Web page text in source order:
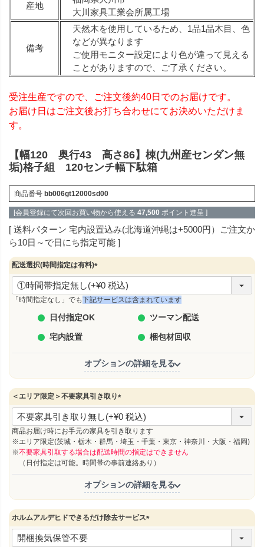
産地
大川家具工業会所属工場
備考
天然木を使用しているため、1品1品木目、色
などが異なります
ご使用モニター設定により色が違って見える
ことがありますので、ご了承ください。
受注生産ですので、ご注文後約40日でのお届けです。
お届け日はご注文後お打ち合わせにてお決めいただけま
す。
【幅120 奥行43 高さ86】棟(九州産センダン無
垢)格子組 120センチ幅下駄箱
商品番号 bb006gt12000sd00
[会員登録にて次回お買い物から使える 47,500 ポイント進呈 ]
送料パターン 宅内設置込み(北海道沖縄は+5000円）ご注文か
ら10日～で日にち指定可能
配送選択(時間指定は有料)
(
必
須
「時間指定なし」でも下記サービスは含まれています
日付指定OK ツーマン配送
宅内設置 梱包材回収
オプションの詳細を見る
＜エリア限定＞不要家具引き取り
(
必
須
商品お届け時にお手元の家具を引き取ります
※エリア限定(茨城・栃木・群馬・埼玉・千葉・東京・神奈川・大阪・福岡)
※不要家具引取する場合は配送時間の指定はできません
（日付指定は可能。時間帯の事前連絡あり）
オプションの詳細を見る
ホルムアルデヒドできるだけ除去サービス
(